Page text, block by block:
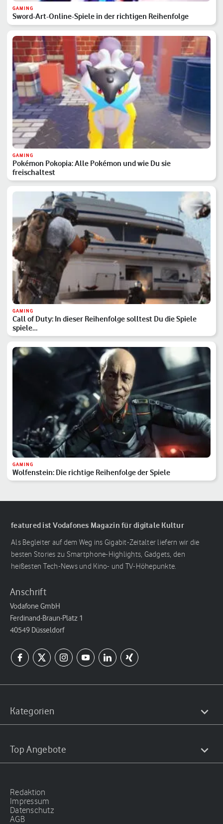
GAMING
Sword-Art-Online-Spiele in der richtigen Reihenfolge
GAMING
Pokémon Pokopia: Alle Pokémon und wie Du sie
freischaltest
GAMING
Call of Duty: In dieser Reihenfolge solltest Du die Spiele
spiele…
GAMING
Wolfenstein: Die richtige Reihenfolge der Spiele
featured ist Vodafones Magazin für digitale Kultur
Als Begleiter auf dem Weg ins Gigabit-Zeitalter liefern wir die
besten Stories zu Smartphone-Highlights, Gadgets, den
heißesten Tech-News und Kino- und TV-Höhepunkte.
Anschrift
Vodafone GmbH
Ferdinand-Braun-Platz 1
40549 Düsseldorf
Kategorien
Top Angebote
Redaktion
Impressum
Datenschutz
AGB